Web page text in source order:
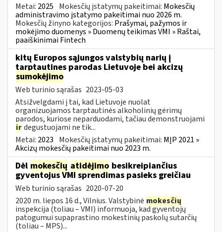
Metai: 2025 Mokesčių įstatymų pakeitimai: Mokesčių
administravimo įstatymo pakeitimai nuo 2026 m.
Mokesčių žinyno kategorijos: Prašymai, pažymos ir
mokėjimo duomenys » Duomenų teikimas VMI » Raštai,
paaiškinimai Fintech
kitų Europos sąjungos valstybių narių į
tarptautines parodas Lietuvoje bei akcizų
sumokėjimo
Web turinio sąrašas 2023-05-03
Atsižvelgdami į tai, kad Lietuvoje nuolat
organizuojamos tarptautinės alkoholinių gėrimų
parodos, kuriose neparduodami, tačiau demonstruojami
irdegustuojami ne tik...
Metai: 2023 Mokesčių įstatymų pakeitimai: MĮP 2021 »
Akcizų mokesčių pakeitimai nuo 2023 m.
Dėl mokesčių atidėjimo besikreipiančius
gyventojus VMI sprendimas pasieks greičiau
Web turinio sąrašas 2020-07-20
2020 m. liepos 16 d., Vilnius. Valstybinė mokesčių
inspekcija (toliau – VMI) informuoja, kad gyventojų
patogumui supaprastino mokestinių paskolų sutarčių
(toliau – MPS)...